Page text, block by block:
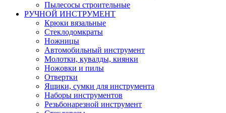
Пылесосы строительные
РУЧНОЙ ИНСТРУМЕНТ
Крюки вязальные
Стеклодомкраты
Ножницы
Автомобильный инструмент
Молотки, кувалды, киянки
Ножовки и пилы
Отвертки
Ящики, сумки для инструмента
Наборы инструментов
Резьбонарезной инструмент